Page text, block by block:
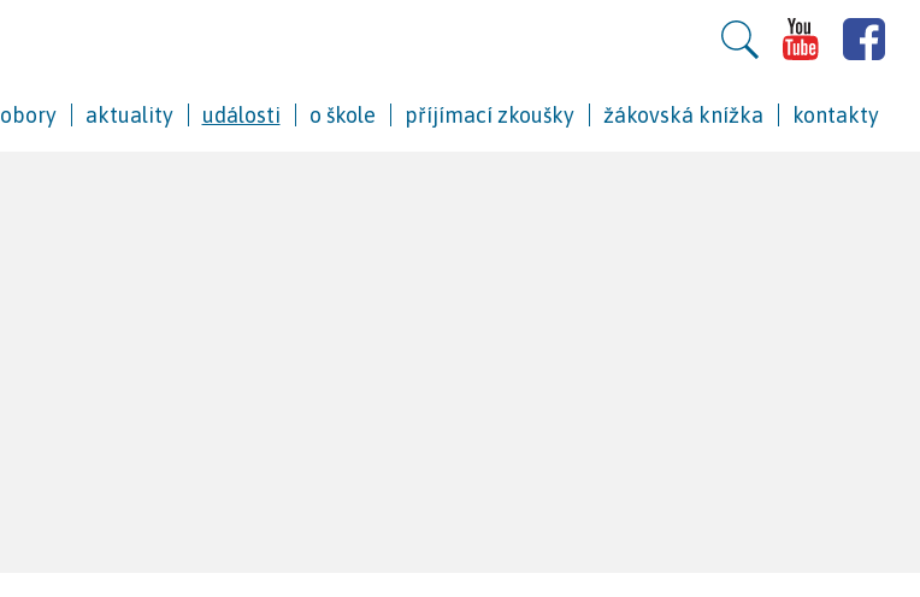
obory aktuality události o škole příjímací zkoušky žákovská knížka kontakty